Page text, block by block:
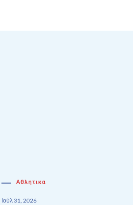
Αθλητικα
Ιούλ 31, 2026